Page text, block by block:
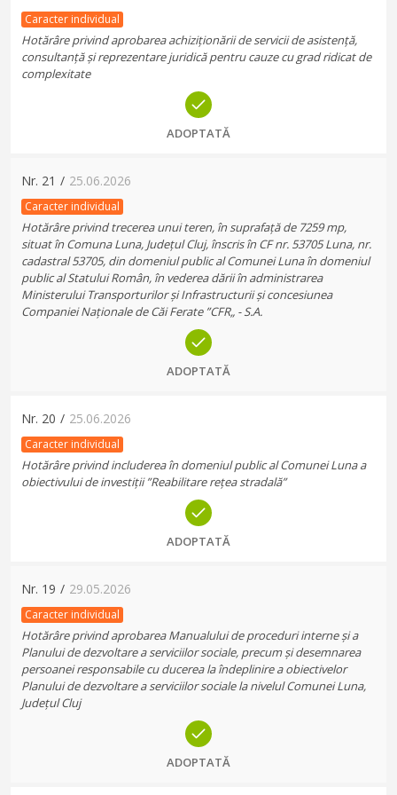
Caracter individual
Hotărâre privind aprobarea achiziționării de servicii de asistență,
consultanță și reprezentare juridică pentru cauze cu grad ridicat de
complexitate
ADOPTATĂ
Nr. 21 / 25.06.2026
Caracter individual
Hotărâre privind trecerea unui teren, în suprafață de 7259 mp,
situat în Comuna Luna, Județul Cluj, înscris în CF nr. 53705 Luna, nr.
cadastral 53705, din domeniul public al Comunei Luna în domeniul
public al Statului Român, în vederea dării în administrarea
Ministerului Transporturilor și Infrastructurii și concesiunea
Companiei Naționale de Căi Ferate ”CFR„ - S.A.
ADOPTATĂ
Nr. 20 / 25.06.2026
Caracter individual
Hotărâre privind includerea în domeniul public al Comunei Luna a
obiectivului de investiții ”Reabilitare rețea stradală”
ADOPTATĂ
Nr. 19 / 29.05.2026
Caracter individual
Hotărâre privind aprobarea Manualului de proceduri interne și a
Planului de dezvoltare a serviciilor sociale, precum și desemnarea
persoanei responsabile cu ducerea la îndeplinire a obiectivelor
Planului de dezvoltare a serviciilor sociale la nivelul Comunei Luna,
Județul Cluj
ADOPTATĂ